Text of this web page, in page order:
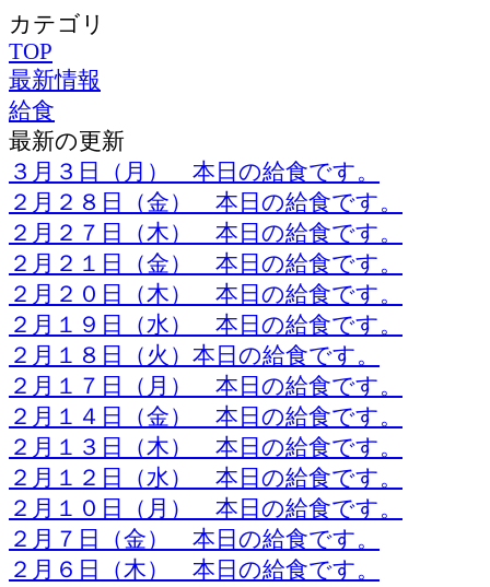
カテゴリ
TOP
最新情報
給食
最新の更新
３月３日（月） 本日の給食です。
２月２８日（金） 本日の給食です。
２月２７日（木） 本日の給食です。
２月２１日（金） 本日の給食です。
２月２０日（木） 本日の給食です。
２月１９日（水） 本日の給食です。
２月１８日（火）本日の給食です。
２月１７日（月） 本日の給食です。
２月１４日（金） 本日の給食です。
２月１３日（木） 本日の給食です。
２月１２日（水） 本日の給食です。
２月１０日（月） 本日の給食です。
２月７日（金） 本日の給食です。
２月６日（木） 本日の給食です。